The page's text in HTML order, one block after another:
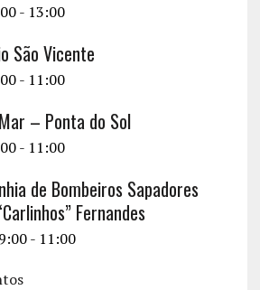
- 13:00
São Vicente
- 11:00
– Ponta do Sol
- 11:00
de Bombeiros Sapadores
Fernandes
- 11:00